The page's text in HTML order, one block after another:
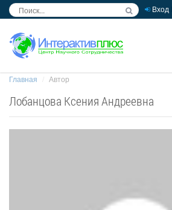
Вход
Главная Автор
Лобанцова Ксения Андреевна